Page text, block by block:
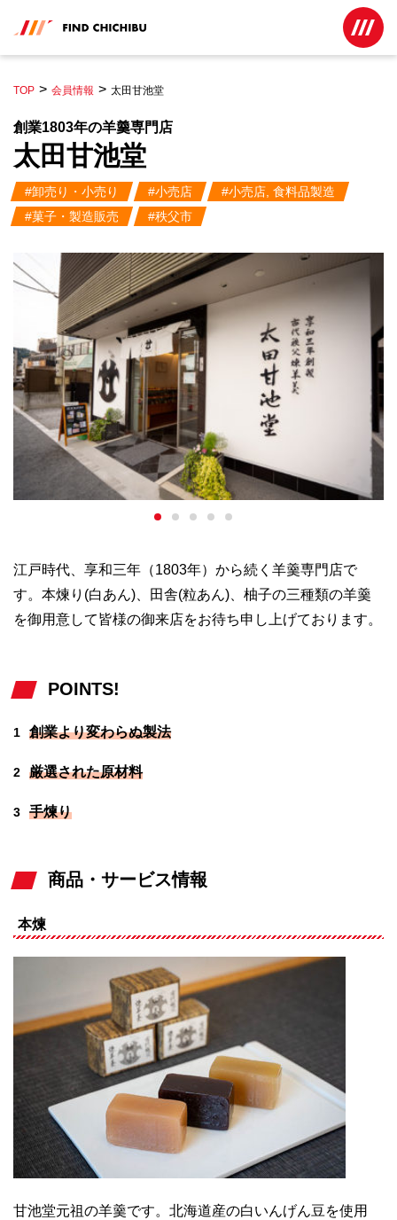
TOP 会員情報 太田甘池堂
創業1803年の羊羹専門店
太田甘池堂
#卸売り・小売り #小売店
#小売店, 食料品製造
#菓子・製造販売
#秩父市
江戸時代、享和三年（1803年）から続く羊羹専門店で
す。本煉り(白あん)、田舎(粒あん)、柚子の三種類の羊羹
を御用意して皆様の御来店をお待ち申し上げております。
POINTS!
1 創業より変わらぬ製法
2 厳選された原材料
3 手煉り
商品・サービス情報
本煉
甘池堂元祖の羊羹です。北海道産の白いんげん豆を使用